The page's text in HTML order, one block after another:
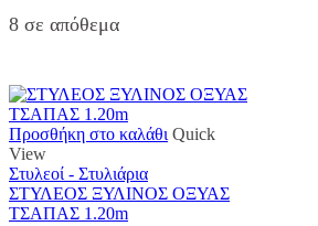
8 σε απόθεμα
Προσθήκη στο καλάθι Quick
View
Στυλεοί - Στυλιάρια
ΣΤΥΛΕΟΣ ΞΥΛΙΝΟΣ ΟΞΥΑΣ
ΤΣΑΠΑΣ 1.20m